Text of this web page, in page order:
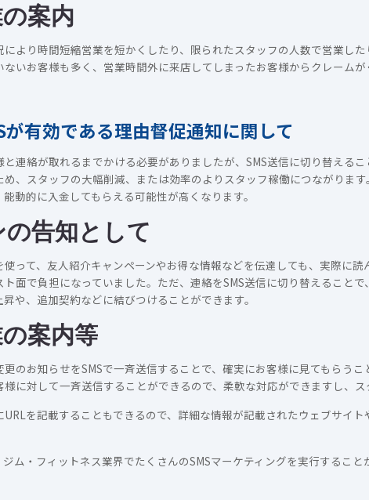
案内
より時間短縮営業を短かくしたり、限られたスタッフの人数で営業し
いお客様も多く、営業時間外に来店してしまったお客様からクレームが
有効である理由督促通知に関して
連絡が取れるまでかける必要がありましたが、SMS送信に切り替える
、スタッフの大幅削減、または効率のよりスタッフ稼働につながりま
動的に入金してもらえる可能性が高くなります。
告知として
って、友人紹介キャンペーンやお得な情報などを伝達しても、実際に
面で負担になっていました。ただ、連絡をSMS送信に切り替えること
や、追加契約などに結びつけることができます。
案内等
のお知らせをSMSで一斉送信することで、確実にお客様に見てもらう
に対して一斉送信することができるので、柔軟な対応ができますし、ス
を記載することもできるので、詳細な情報が記載されたウェブサイ
ム・フィットネス業界でたくさんのSMSマーケティングを実行するこ